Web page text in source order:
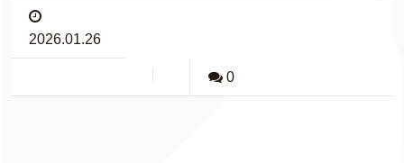
2026.01.26
0